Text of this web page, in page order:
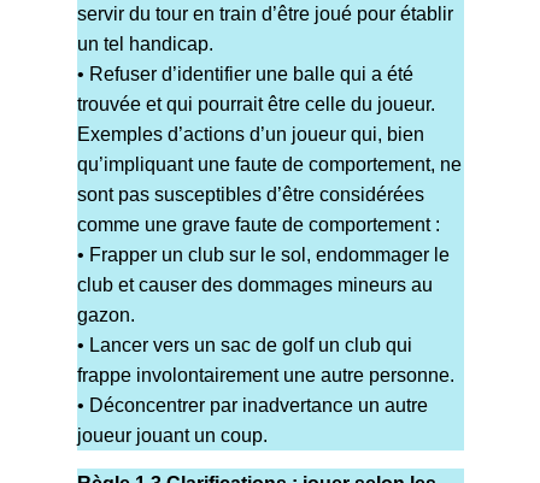
servir du tour en train d’être joué pour établir
un tel handicap.
• Refuser d’identifier une balle qui a été
trouvée et qui pourrait être celle du joueur.
Exemples d’actions d’un joueur qui, bien
qu’impliquant une faute de comportement, ne
sont pas susceptibles d’être considérées
comme une grave faute de comportement :
• Frapper un club sur le sol, endommager le
club et causer des dommages mineurs au
gazon.
• Lancer vers un sac de golf un club qui
frappe involontairement une autre personne.
• Déconcentrer par inadvertance un autre
joueur jouant un coup.